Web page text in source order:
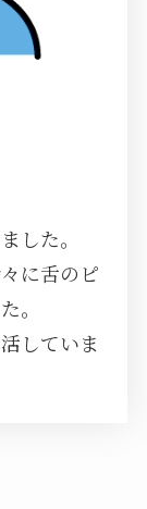
した。
に舌のピ
。
していま